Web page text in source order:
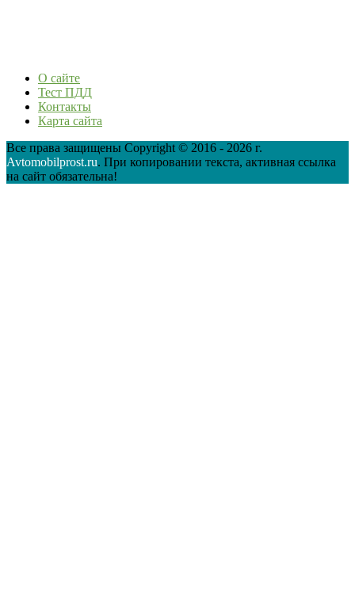
О сайте
Тест ПДД
Контакты
Карта сайта
Все права защищены Copyright © 2016 - 2026 г.
Avtomobilprost.ru. При копировании текста, активная ссылка
на сайт обязательна!